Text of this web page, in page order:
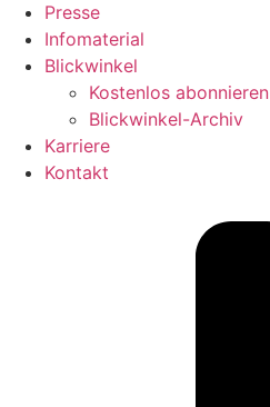
Presse
Infomaterial
Blickwinkel
Kostenlos abonnieren
Blickwinkel-Archiv
Karriere
Kontakt